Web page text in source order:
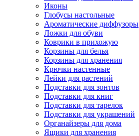
Иконы
Глобусы настольные
Ароматические диффузоры
Ложки для обуви
Коврики в прихожую
Корзины для белья
Корзины для хранения
Крючки настенные
Лейки для растений
Подставки для зонтов
Подставки для книг
Подставки для тарелок
Подставки для украшений
Органайзеры для дома
Ящики для хранения